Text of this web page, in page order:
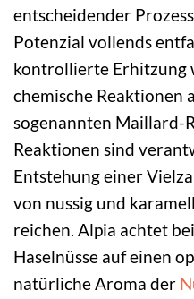
entscheidender
Potenzial vollends
kontrollierte Erhitzung
chemische Reaktionen
sogenannten Maillard-
Reaktionen sind
Entstehung einer
von nussig und
reichen. Alpia achtet
Haselnüsse auf einen
natürliche Aroma der